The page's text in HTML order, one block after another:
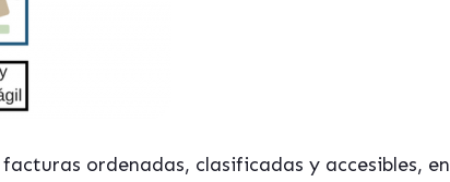
ordenadas, clasificadas y accesibles, en